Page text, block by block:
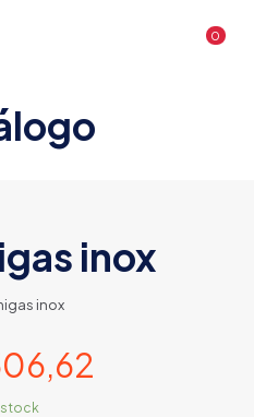
0
inox
inox
stock